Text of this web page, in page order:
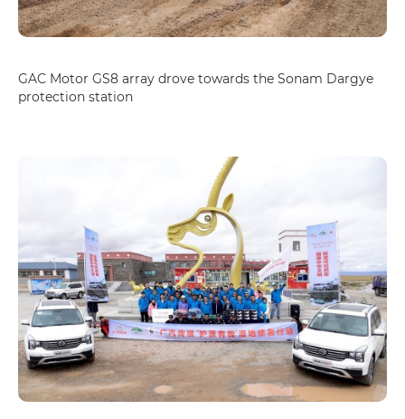
GAC Motor GS8 array drove towards the Sonam Dargye
protection station